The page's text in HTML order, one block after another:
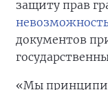
защиту прав
документов
«Мы